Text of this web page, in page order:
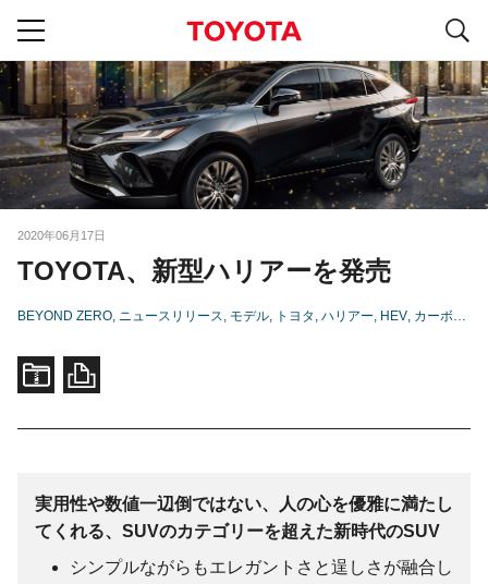
2020年06月17日
TOYOTA、新型ハリアーを発売
BEYOND ZERO ニュースリリース モデル トヨタ ハリアー HEV カーボンニュートラル
実用性や数値一辺倒ではない、人の心を優雅に満たし
てくれる、SUVのカテゴリーを超えた新時代のSUV
シンプルながらもエレガントさと逞しさが融合し